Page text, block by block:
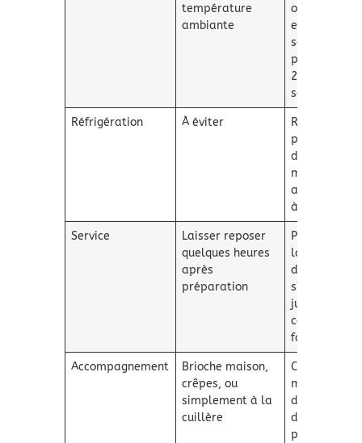
température
ambiante
onctueuse
et les
saveurs
pendant
2-3
semaines
Réfrigération À éviter
Rend la
pâte trop
dure,
moins
agréable
à tartiner
Service
Laisser reposer
quelques heures
après
préparation
Permet à
la pâte
de
s’épaissir
juste
comme il
faut
Accompagnement
Brioche maison,
crêpes, ou
simplement à la
cuillère
Crée un
moment
de
douceur à
partager